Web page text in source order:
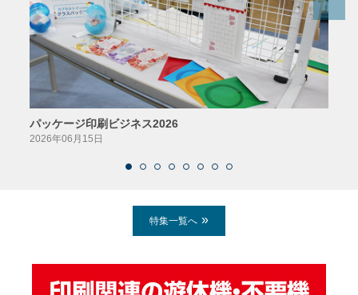
パッケージ印刷ビジネス2026
2026年06月15日
特集一覧へ